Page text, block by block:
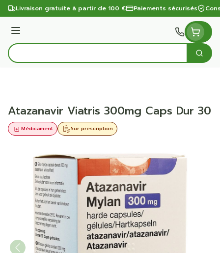
Aller au contenu
Livraison gratuite à partir de 100 € Paiements sécurisés
Menu
Rechercher
Atazanavir Viatris 300mg Caps Dur 30
Sur prescription
Médicament